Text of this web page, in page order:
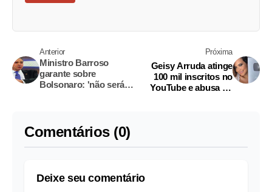
Anterior
Ministro Barroso
garante sobre
Bolsonaro: 'não será
Próxima
Geisy Arruda atinge
100 mil inscritos no
YouTube e abusa no
Comentários (0)
Deixe seu comentário